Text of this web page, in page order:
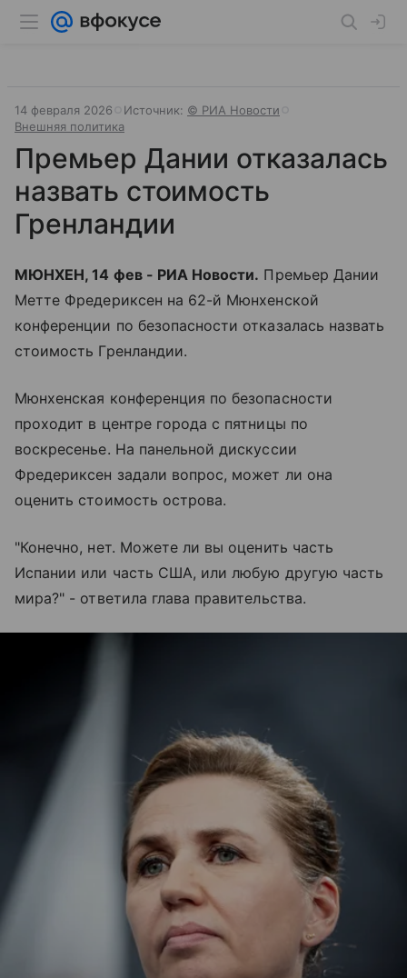
14 февраля 2026 Источник: © РИА Новости
Внешняя политика
Премьер Дании отказалась
назвать стоимость
Гренландии
МЮНХЕН, 14 фев - РИА Новости. Премьер Дании
Метте Фредериксен на 62-й Мюнхенской
конференции по безопасности отказалась назвать
стоимость Гренландии.
Мюнхенская конференция по безопасности
проходит в центре города с пятницы по
воскресенье. На панельной дискуссии
Фредериксен задали вопрос, может ли она
оценить стоимость острова.
"Конечно, нет. Можете ли вы оценить часть
Испании или часть США, или любую другую часть
мира?" - ответила глава правительства.